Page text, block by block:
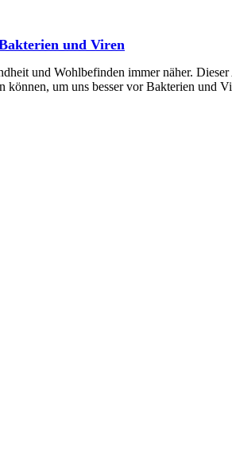
und Viren
und Wohlbefinden immer näher.
um uns besser vor Bakterien und